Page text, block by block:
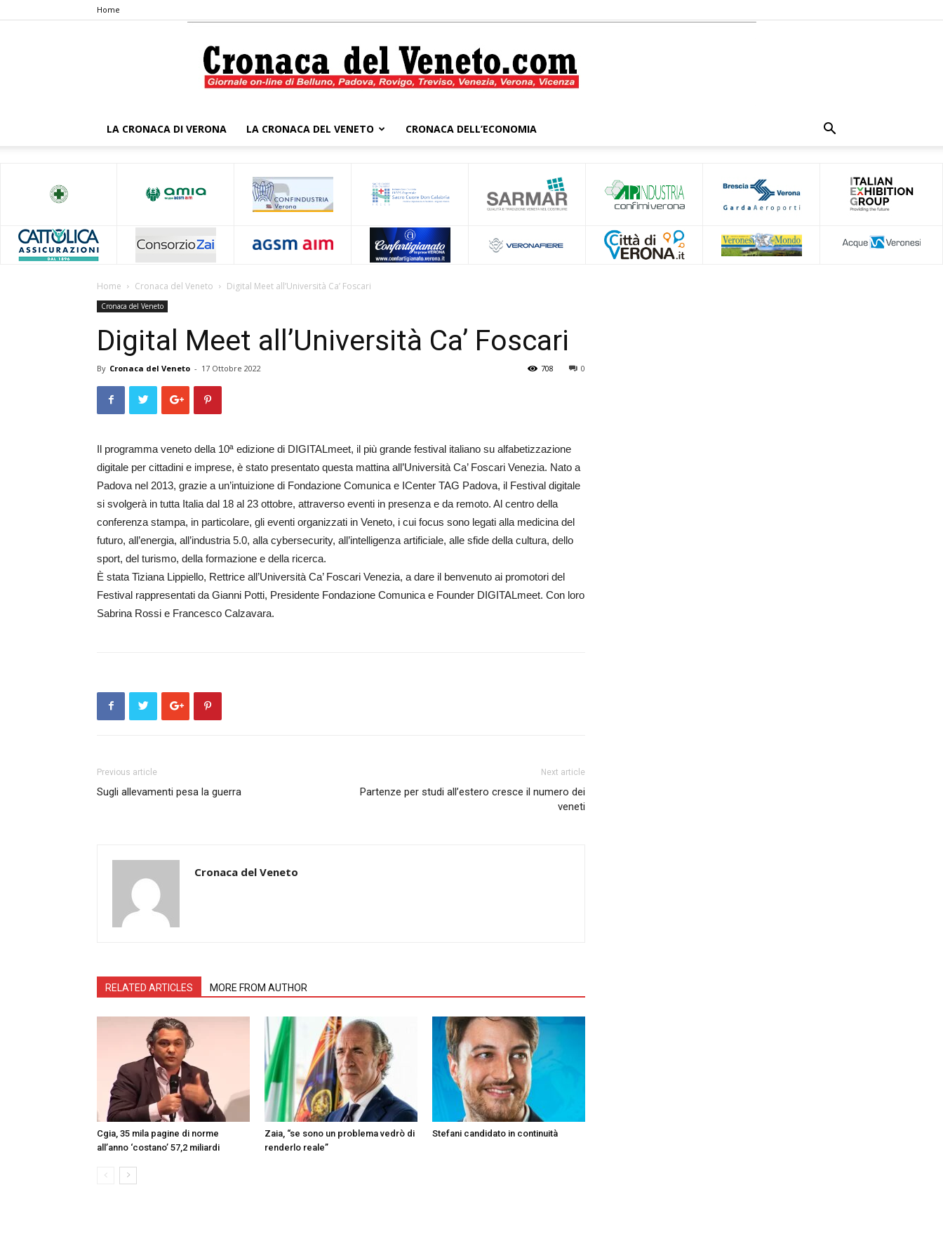
Home
Veneto
LA CRONACA DI VERONA LA CRONACA DEL VENETO CRONACA DELL’ECONOMIA
Home Cronaca del Veneto Digital Meet all’Università Ca’ Foscari
Cronaca del Veneto
Digital Meet all’Università Ca’ Foscari
By Cronaca del Veneto - 17 Ottobre 2022 0
708
Il programma veneto della 10ª edizione di DIGITALmeet, il più grande festival italiano su alfabetizzazione
digitale per cittadini e imprese, è stato presentato questa mattina all’Università Ca’ Foscari Venezia. Nato a
Padova nel 2013, grazie a un’intuizione di Fondazione Comunica e ICenter TAG Padova, il Festival digitale
si svolgerà in tutta Italia dal 18 al 23 ottobre, attraverso eventi in presenza e da remoto. Al centro della
conferenza stampa, in particolare, gli eventi organizzati in Veneto, i cui focus sono legati alla medicina del
futuro, all’energia, all’industria 5.0, alla cybersecurity, all’intelligenza artificiale, alle sfide della cultura, dello
sport, del turismo, della formazione e della ricerca.
È stata Tiziana Lippiello, Rettrice all’Università Ca’ Foscari Venezia, a dare il benvenuto ai promotori del
Festival rappresentati da Gianni Potti, Presidente Fondazione Comunica e Founder DIGITALmeet. Con loro
Sabrina Rossi e Francesco Calzavara.
Previous article
Sugli allevamenti pesa la guerra
Next article
Partenze per studi all’estero cresce il numero dei
veneti
Cronaca del Veneto
RELATED ARTICLES MORE FROM AUTHOR
Cgia, 35 mila pagine di norme
all’anno ‘costano’ 57,2 miliardi
Zaia, “se sono un problema vedrò di
renderlo reale”
Stefani candidato in continuità